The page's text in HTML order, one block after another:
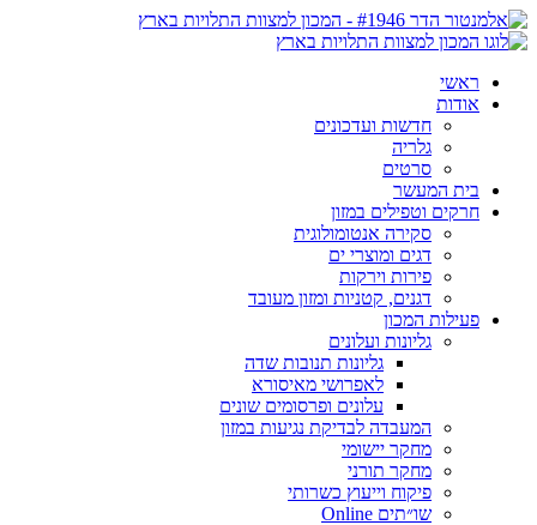
ראשי
אודות
חדשות ועדכונים
גלריה
סרטים
בית המעשר
חרקים וטפילים במזון
סקירה אנטומולוגית
דגים ומוצרי ים
פירות וירקות
דגנים, קטניות ומזון מעובד
פעילות המכון
גליונות ועלונים
גליונות תנובות שדה
לאפרושי מאיסורא
עלונים ופרסומים שונים
המעבדה לבדיקת נגיעות במזון
מחקר יישומי
מחקר תורני
פיקוח וייעוץ כשרותי
שו״תים Online